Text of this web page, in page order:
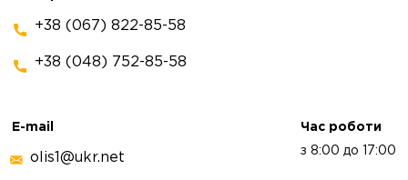
+38 (067) 822-85-58
+38 (048) 752-85-58
E-mail
olis1@ukr.net
Час роботи
з 8:00 до 17:00